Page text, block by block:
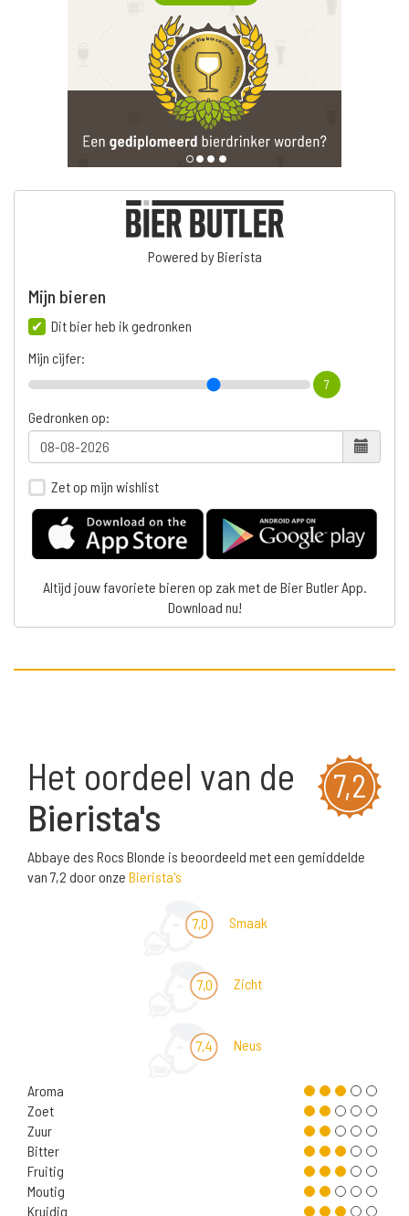
Powered by Bierista
Mijn bieren
Dit bier heb ik gedronken
Mijn cijfer:
7
Gedronken op:
Zet op mijn wishlist
Altijd jouw favoriete bieren op zak met de Bier Butler App.
Download nu!
7,2
Het oordeel van de
Bierista's
Abbaye des Rocs Blonde is beoordeeld met een gemiddelde
van 7,2 door onze Bierista's
7,0 Smaak
7,0 Zicht
7,4 Neus
Aroma
Zoet
Zuur
Bitter
Fruitig
Moutig
Kruidig